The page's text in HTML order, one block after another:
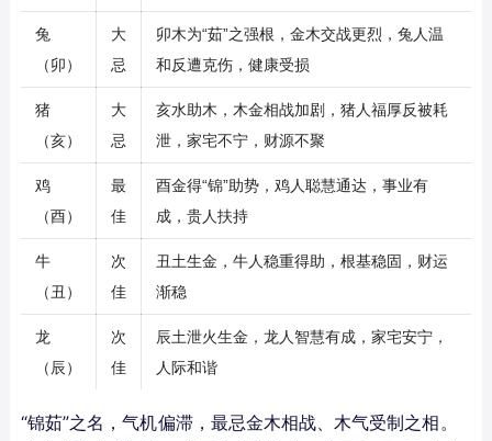
兔
（卯）
大
忌
卯木为“茹”之强根，金木交战更烈，兔人温
和反遭克伤，健康受损
猪
（亥）
大
忌
亥水助木，木金相战加剧，猪人福厚反被耗
泄，家宅不宁，财源不聚
鸡
（酉）
最
佳
酉金得“锦”助势，鸡人聪慧通达，事业有
成，贵人扶持
牛
（丑）
次
佳
丑土生金，牛人稳重得助，根基稳固，财运
渐稳
龙
（辰）
次
佳
辰土泄火生金，龙人智慧有成，家宅安宁，
人际和谐
“锦茹”之名，气机偏滞，最忌金木相战、木气受制之相。